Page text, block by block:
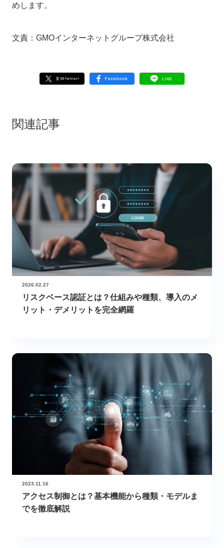
めします。
文責：GMOインターネットグループ株式会社
関連記事
2026.02.27
リスクベース認証とは？仕組みや種類、導入のメ
リット・デメリットを完全網羅
2023.11.16
アクセス制御とは？基本機能から種類・モデルま
でを徹底解説